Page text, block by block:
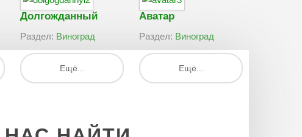
Долгожданный
Раздел: Виноград
Ещё...
Аватар
Раздел: Виноград
Ещё...